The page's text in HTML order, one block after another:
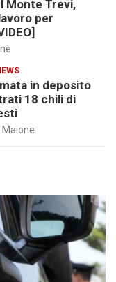
Monte Trevi,
per
in deposito
18 chili di